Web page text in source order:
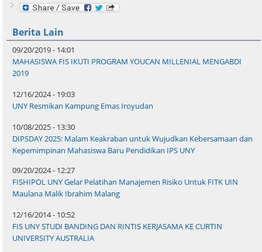
Berita Lain
09/20/2019 - 14:01
MAHASISWA FIS IKUTI PROGRAM YOUCAN MILLENIAL MENGABDI
2019
12/16/2024 - 19:03
UNY Resmikan Kampung Emas Iroyudan
10/08/2025 - 13:30
DIPSDAY 2025: Malam Keakraban untuk Wujudkan Kebersamaan dan
Kepemimpinan Mahasiswa Baru Pendidikan IPS UNY
09/20/2024 - 12:27
FISHIPOL UNY Gelar Pelatihan Manajemen Risiko Untuk FITK UIN
Maulana Malik Ibrahim Malang
12/16/2014 - 10:52
FIS UNY STUDI BANDING DAN RINTIS KERJASAMA KE CURTIN
UNIVERSITY AUSTRALIA